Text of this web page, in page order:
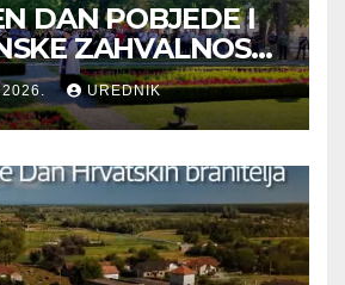
DAN POBJEDE I
ZAHVALNOSTI
UREDNIK